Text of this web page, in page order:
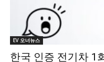
EV 오너뉴스
한국 인증 전기차 1